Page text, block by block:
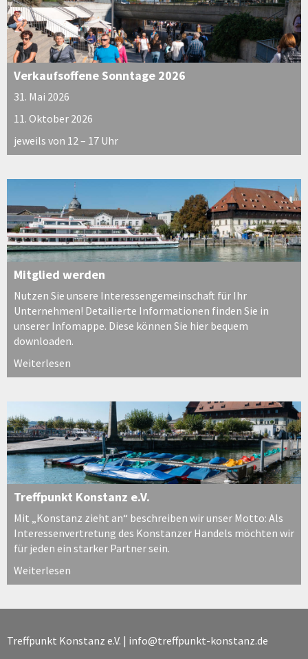
Verkaufsoffene Sonntage 2026
31. Mai 2026
11. Oktober 2026
jeweils von 12 – 17 Uhr
Mitglied werden
Nutzen Sie unsere Interessengemeinschaft für Ihr
Unternehmen! Detailierte Informationen finden Sie in
unserer Infomappe. Diese können Sie hier bequem
downloaden.
Weiterlesen
Treffpunkt Konstanz e.V.
Mit „Konstanz zieht an“ beschreiben wir unser Motto: Als
Interessenvertretung des Konstanzer Handels möchten wir
für jeden ein starker Partner sein.
Weiterlesen
Treffpunkt Konstanz e.V. | info@treffpunkt-konstanz.de